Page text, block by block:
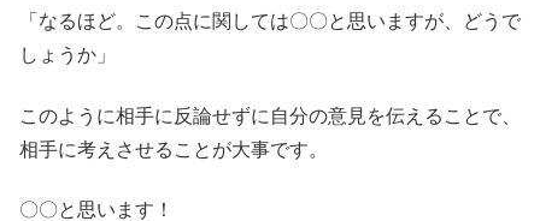
「なるほど。この点に関しては〇〇と思いますが、どうで
しょうか」
このように相手に反論せずに自分の意見を伝えることで、
相手に考えさせることが大事です。
〇〇と思います！